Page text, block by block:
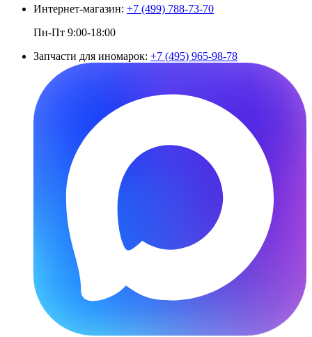
Интернет-магазин: +7 (499) 788-73-70
Пн-Пт 9:00-18:00
Запчасти для иномарок: +7 (495) 965-98-78